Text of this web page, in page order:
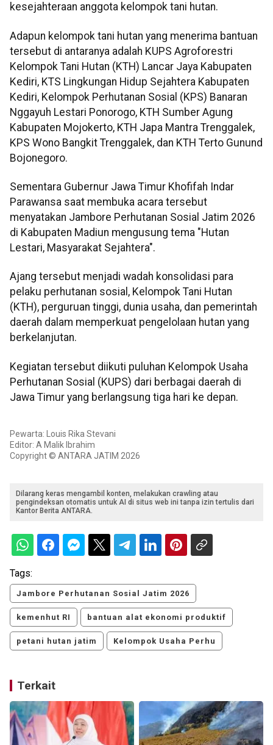
kesejahteraan anggota kelompok tani hutan.
Adapun kelompok tani hutan yang menerima bantuan
tersebut di antaranya adalah KUPS Agroforestri
Kelompok Tani Hutan (KTH) Lancar Jaya Kabupaten
Kediri, KTS Lingkungan Hidup Sejahtera Kabupaten
Kediri, Kelompok Perhutanan Sosial (KPS) Banaran
Nggayuh Lestari Ponorogo, KTH Sumber Agung
Kabupaten Mojokerto, KTH Japa Mantra Trenggalek,
KPS Wono Bangkit Trenggalek, dan KTH Terto Gunund
Bojonegoro.
Sementara Gubernur Jawa Timur Khofifah Indar
Parawansa saat membuka acara tersebut
menyatakan Jambore Perhutanan Sosial Jatim 2026
di Kabupaten Madiun mengusung tema "Hutan
Lestari, Masyarakat Sejahtera".
Ajang tersebut menjadi wadah konsolidasi para
pelaku perhutanan sosial, Kelompok Tani Hutan
(KTH), perguruan tinggi, dunia usaha, dan pemerintah
daerah dalam memperkuat pengelolaan hutan yang
berkelanjutan.
Kegiatan tersebut diikuti puluhan Kelompok Usaha
Perhutanan Sosial (KUPS) dari berbagai daerah di
Jawa Timur yang berlangsung tiga hari ke depan.
Pewarta: Louis Rika Stevani
Editor: A Malik Ibrahim
Copyright © ANTARA JATIM 2026
Dilarang keras mengambil konten, melakukan crawling atau
pengindeksan otomatis untuk AI di situs web ini tanpa izin tertulis dari
Kantor Berita ANTARA.
Tags:
Jambore Perhutanan Sosial Jatim 2026
kemenhut RI bantuan alat ekonomi produktif
petani hutan jatim Kelompok Usaha Perhu
Terkait